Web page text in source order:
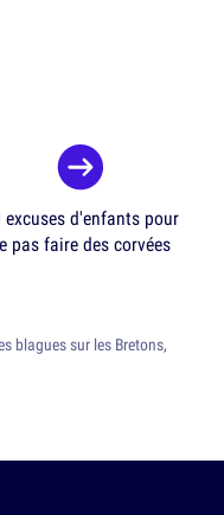
excuses d'enfants pour
pas faire des corvées
blagues sur les Bretons,